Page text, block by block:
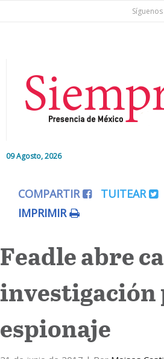
09 Agosto, 2026
Editorial
Colaboradores
Internacional
Cultura
COMPARTIR TUITEAR
IMPRIMIR
Feadle abre
investigación
espionaje